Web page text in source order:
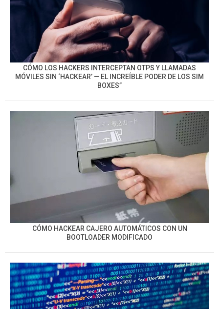
CÓMO LOS HACKERS INTERCEPTAN OTPS Y LLAMADAS
MÓVILES SIN ‘HACKEAR’ — EL INCREÍBLE PODER DE LOS SIM
BOXES”
CÓMO HACKEAR CAJERO AUTOMÁTICOS CON UN
BOOTLOADER MODIFICADO